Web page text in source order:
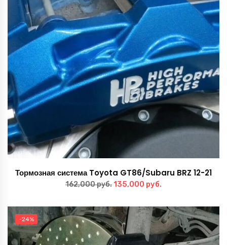
Тормозная система Toyota GT86/Subaru BRZ 12-21
162,000руб.Первоначальная
составляла
162,000 руб..
135,000 руб.
135,000 руб..
-24%